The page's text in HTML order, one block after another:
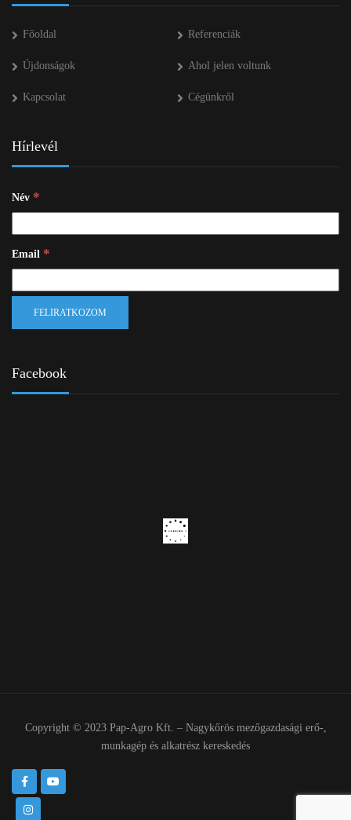
Főoldal Referenciák
Újdonságok Ahol jelen voltunk
Kapcsolat Cégünkről
Hírlevél
Név *
Email *
Facebook
Copyright © 2023 Pap-Agro Kft. – Nagykőrös mezőgazdasági erő-,
munkagép és alkatrész kereskedés